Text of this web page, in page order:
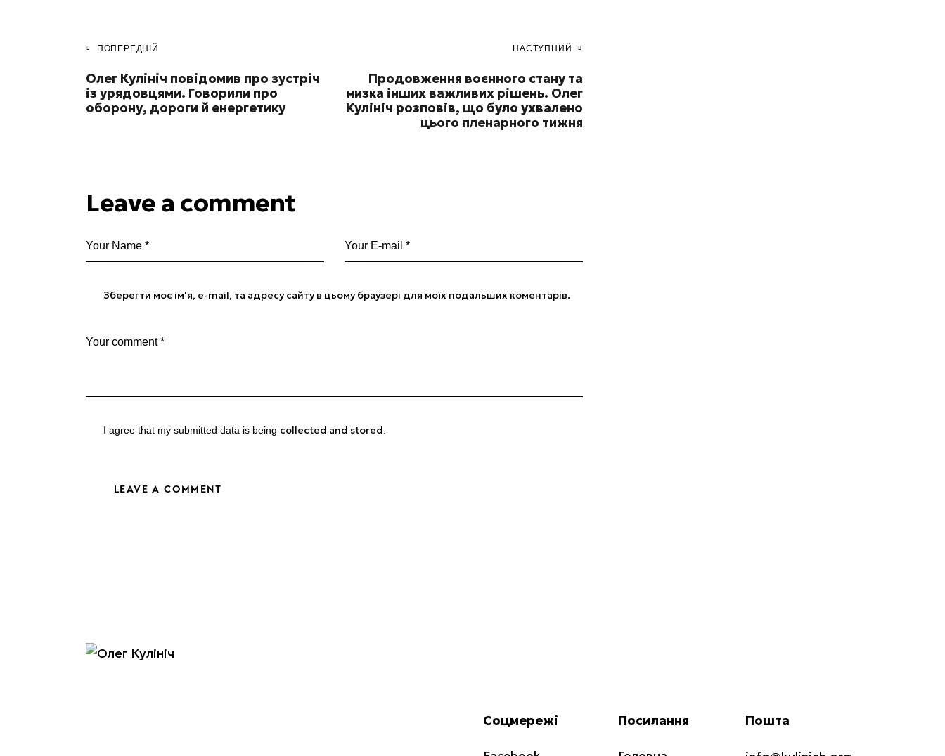
ПОПЕРЕДНІЙ
Олег Кулініч повідомив про зустріч
із урядовцями. Говорили про
оборону, дороги й енергетику
НАСТУПНИЙ
Продовження воєнного стану та
низка інших важливих рішень. Олег
Кулініч розповів, що було ухвалено
цього пленарного тижня
Leave a comment
Зберегти моє ім'я, e-mail, та адресу сайту в цьому браузері для моїх подальших коментарів.
I agree that my submitted data is being collected and stored
Соцмережі Посилання Пошта